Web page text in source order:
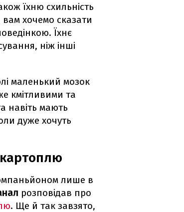
їхню схильність
хочемо сказати
Їхнє
ніж інші
маленький мозок
кмітливими та
навіть мають
дуже хочуть
лише в
розповідав про
. Ще й так завзято,